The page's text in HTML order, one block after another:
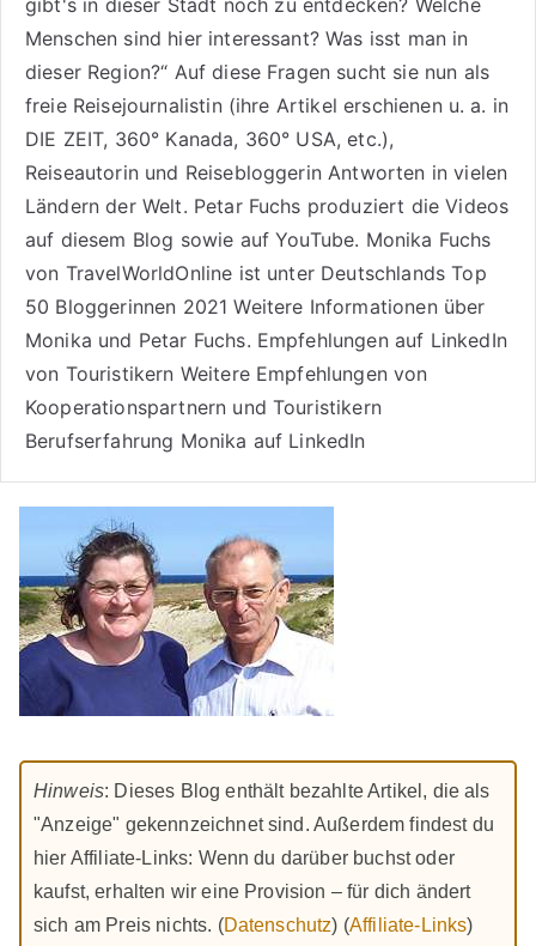
Menschen sind hier interessant? Was isst man in
dieser Region?“ Auf diese Fragen sucht sie nun als
freie Reisejournalistin (ihre Artikel erschienen u. a. in
DIE ZEIT, 360° Kanada, 360° USA, etc.),
Reiseautorinund Reisebloggerin Antworten in vielen
Ländern der Welt. Petar Fuchs produziert die Videos
auf diesem Blog sowie aufYouTube. Monika Fuchs
von TravelWorldOnline ist unter Deutschlands Top
50 Bloggerinnen 2021 Weitere Informationen über
Monika und Petar Fuchs. Empfehlungen auf LinkedIn
von Touristikern Weitere Empfehlungen von
Kooperationspartnern und Touristikern
Berufserfahrung Monika auf LinkedIn
Hinweis: Dieses Blog enthält bezahlte Artikel, die als
"Anzeige" gekennzeichnet sind. Außerdem findest du
hier Affiliate-Links: Wenn du darüber buchst oder
kaufst, erhalten wir eine Provision – für dich ändert
sich am Preis nichts. (Datenschutz) (Affiliate-Links)